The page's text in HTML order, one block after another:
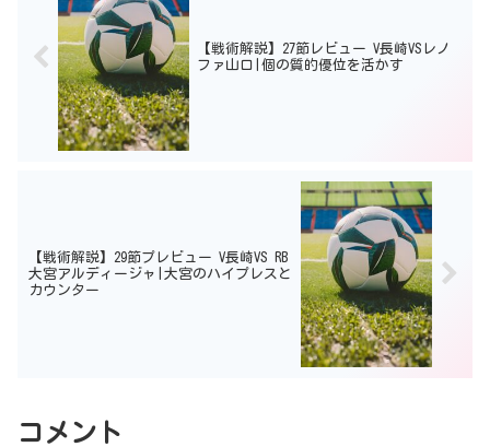
【戦術解説】27節レビュー V長崎VSレノ
ファ山口|個の質的優位を活かす
【戦術解説】29節プレビュー V長崎VS RB
大宮アルディージャ|大宮のハイプレスと
カウンター
コメント